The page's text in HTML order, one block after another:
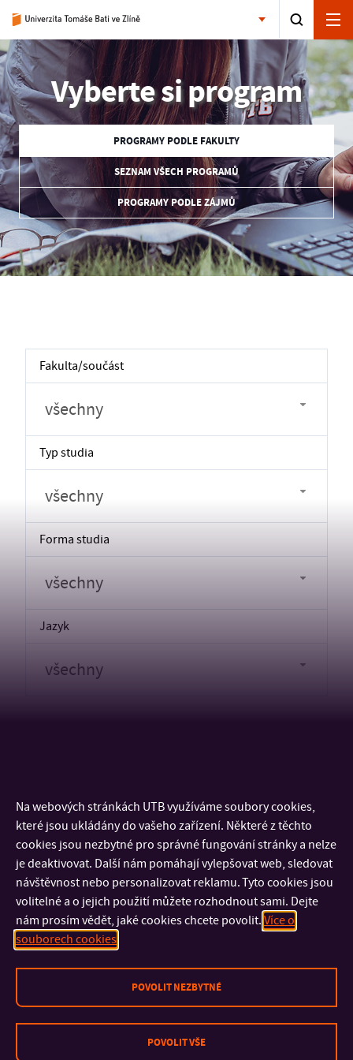
Vyberte si program
PROGRAMY PODLE FAKULTY
SEZNAM VŠECH PROGRAMŮ
PROGRAMY PODLE ZÁJMŮ
Fakulta/součást
všechny
Typ studia
všechny
Forma studia
všechny
Jazyk
všechny
KONTAKT
DŮLEŽITÉ INFORMACE
FAKULTY A SOUČÁSTI
Na webových stránkách UTB využíváme soubory cookies,
které jsou ukládány do vašeho zařízení. Některé z těchto
cookies jsou nezbytné pro správné fungování stránky a nelze
je deaktivovat. Další nám pomáhají vylepšovat web, sledovat
návštěvnost nebo personalizovat reklamu. Tyto cookies jsou
volitelné a o jejich použití můžete rozhodnout sami. Dejte
nám prosím vědět, jaké cookies chcete povolit. Více o
souborech cookies
POVOLIT NEZBYTNÉ
POVOLIT VŠE